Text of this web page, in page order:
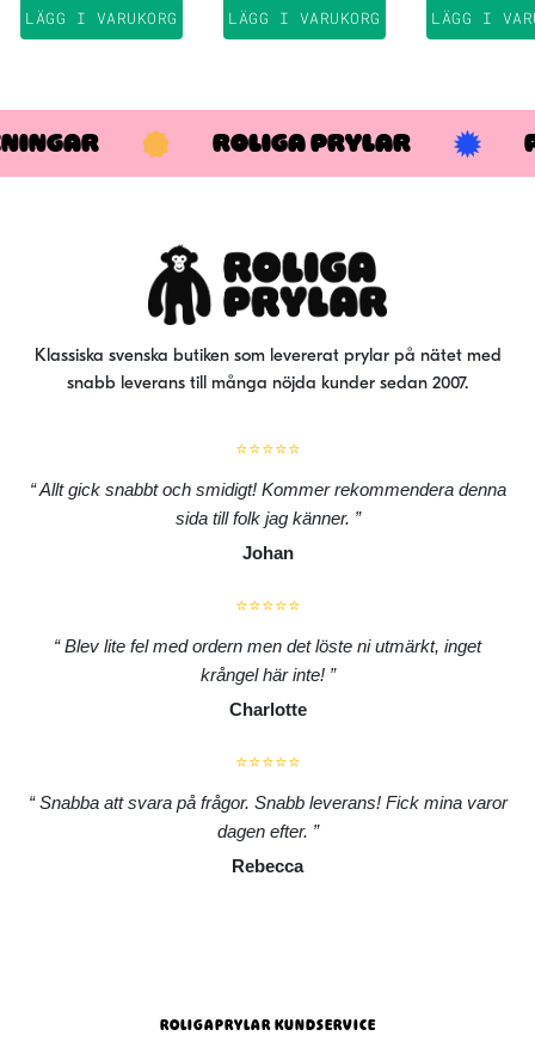
är:
349 kr.
LÄGG I VARUKORG LÄGG I VARUKORG LÄGG I
ROLIGA PRYLAR
Klassiska svenska butiken som levererat prylar på nätet med
snabb leverans till många nöjda kunder sedan 2007.
⭐⭐⭐⭐⭐
Allt gick snabbt och smidigt! Kommer rekommendera denna
sida till folk jag känner.
Johan
⭐⭐⭐⭐⭐
Blev lite fel med ordern men det löste ni utmärkt, inget
krångel här inte!
Charlotte
⭐⭐⭐⭐⭐
Snabba att svara på frågor. Snabb leverans! Fick mina varor
dagen efter.
Rebecca
ROLIGAPRYLAR KUNDSERVICE